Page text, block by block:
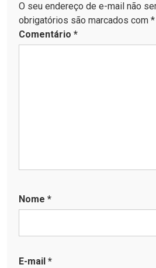
O seu endereço de e-mail não
obrigatórios são marcados com *
Comentário *
Nome *
E-mail *